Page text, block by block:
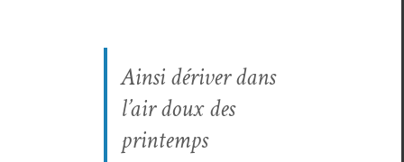
Ain­si dériv­er dans
l’air doux des
printemps